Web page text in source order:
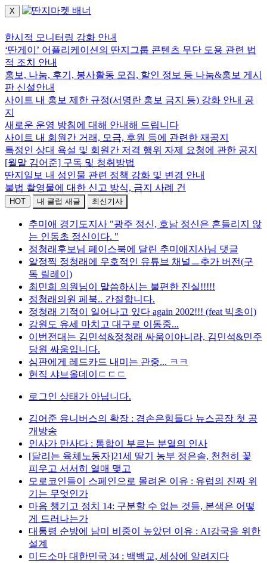
X
한시적 모니터링 강화 안내
‘딴게이’ 어플리케이션의 딴지그룹 콘텐츠 무단 도용 관련 법
적 조치 안내
홍보, 나눔, 후기, 봉사활동 모집, 할인 정보 등 나눔&홍보 게시
판 신설안내
사이트 내 홍보 제한 규정(서명란 홍보 금지 등) 강화 안내 공
지
새로운 운영 방침에 대해 안내해 드립니다
사이트 내 회원간 거래, 모금, 후원 등에 관련한 재공지
특정인 상대 욕설 및 회원간 저격 행위 자제 요청에 관한 공지
[월말 김어준] 구독 및 청취방법
딴지일보 내 성인물 관련 정책 강화 및 변경 안내
불법 촬영물에 대한 신고 방식, 금지 사례 건
HOT 내 클럽 새글 최신기사
추미애 경기도지사 "광주 정신, 호남 정신은 흔들리지 않
는 인동초 정신이다. "
정청래후보님 페이스북에 달린 추미애지사님 댓글
알정찍 정청래에 우호적인 유튜브 채널ㅡ추가 버전(구
독 릴레이)
최민희 의원님이 말씀하시는 불편한 진실!!!!!
정청래의원 페북.. 간절합니다.
정청래 기적이 일어나고 있다 again 2002!!! (feat 빅초이)
강원도 유세 마치고 대구로 이동중...
이번전대는 김민석&정청래 싸움이아니라, 김민석&민주
당원 싸움입니다.
심판에게 레드카드 내미는 관중... ㅋㅋ
현직 샤브올데이ㄷㄷㄷ
로그인 상태가 아닙니다.
김어준 유니버스의 확장 : 겸손은힘들다 뉴스공장 첫 공
개방송
인사가 만사다 : 통합이 부르는 분열의 인사
[달리는 육체노동자]21세 딸기 농부 정은솔, 천천히 꽃
피우고 서서히 열매 맺고
모로코인들이 스페인으로 몰려온 이유 : 유럽의 진짜 위
기는 무엇인가
마음 챙기고 정치 14: 구분할 수 없는 것들, 본색은 어떻
게 드러나는가
대통령 순방에 남미 비중이 높았던 이유 : AI강국을 위한
설계
미드소마 대한민국 34 : 백백교, 세상에 알려지다